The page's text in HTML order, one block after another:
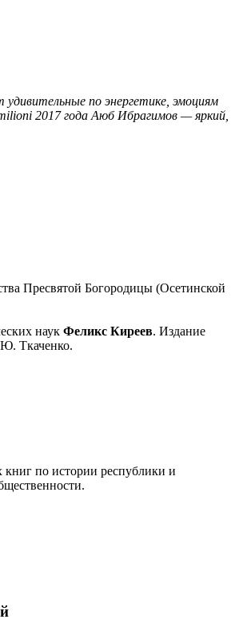
по энергетике, эмоциям
2017 года Аюб Ибрагимов — яркий,
Пресвятой Богородицы (Осетинской
наук Феликс Киреев. Издание
Ткаченко.
по истории республики и